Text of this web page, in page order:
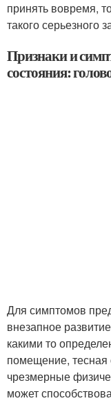
принять вовремя,
такого серьезного
Признаки и
состояния:
Для симптомов
внезапное
какими то
помещение, тесная
чрезмерные
может